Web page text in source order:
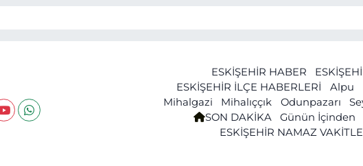
ESKİŞEHİR HABER
ESKİŞEHİR İLÇE HABERLERİ
Alpu
Mihalgazi
Mihalıççık Odunpazarı
SON DAKİKA
Günün İçinden
ESKİŞEHİR NAMAZ